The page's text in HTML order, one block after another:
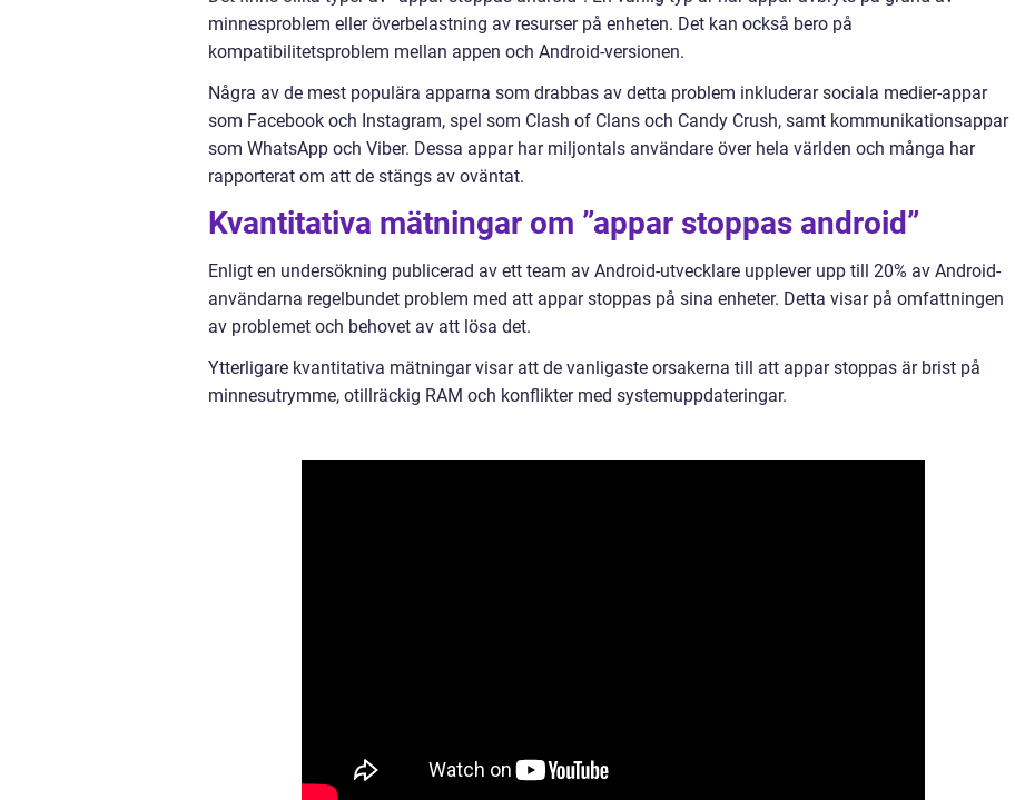
minnesproblem eller överbelastning av resurser på enheten. Det kan också bero på
kompatibilitetsproblem mellan appen och Android-versionen.
Några av de mest populära apparna som drabbas av detta problem inkluderar sociala medier-appar
som Facebook och Instagram, spel som Clash of Clans och Candy Crush, samt kommunikationsappar
som WhatsApp och Viber. Dessa appar har miljontals användare över hela världen och många har
rapporterat om att de stängs av oväntat.
Kvantitativa mätningar om ”appar stoppas android”
Enligt en undersökning publicerad av ett team av Android-utvecklare upplever upp till 20% av Android-
användarna regelbundet problem med att appar stoppas på sina enheter. Detta visar på omfattningen
av problemet och behovet av att lösa det.
Ytterligare kvantitativa mätningar visar att de vanligaste orsakerna till att appar stoppas är brist på
minnesutrymme, otillräckig RAM och konflikter med systemuppdateringar.